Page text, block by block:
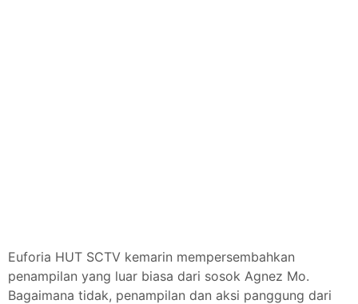
Euforia HUT SCTV kemarin mempersembahkan
penampilan yang luar biasa dari sosok Agnez Mo.
Bagaimana tidak, penampilan dan aksi panggung dari